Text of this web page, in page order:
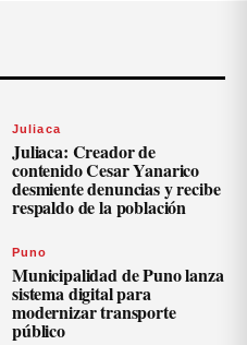
Juliaca
Juliaca: Creador de
contenido Cesar Yanarico
desmiente denuncias y recibe
respaldo de la población
Puno
Municipalidad de Puno lanza
sistema digital para
modernizar transporte
público